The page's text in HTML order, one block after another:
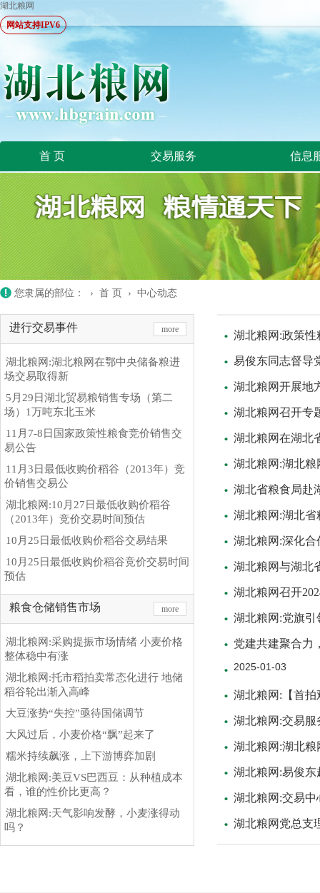
湖北粮网
网站支持IPV6
首 页 交易服务 信息
您隶属的部位： › 首 页 › 中心动态
进行交易事件 more
湖北粮网:湖北粮网在鄂中央储备粮进
场交易取得新
5月29日湖北贸易粮销售专场（第二
场）1万吨东北玉米
11月7-8日国家政策性粮食竞价销售交
易公告
11月3日最低收购价稻谷（2013年）竞
价销售交易公
湖北粮网:10月27日最低收购价稻谷
（2013年）竞价交易时间预估
10月25日最低收购价稻谷交易结果
10月25日最低收购价稻谷竞价交易时间
预估
粮食仓储销售市场 more
湖北粮网:采购提振市场情绪 小麦价格
整体稳中有涨
湖北粮网:托市稻拍卖常态化进行 地储
稻谷轮出渐入高峰
大豆涨势“失控”亟待国储调节
大风过后，小麦价格“飘”起来了
糯米持续飙涨，上下游博弈加剧
湖北粮网:美豆VS巴西豆：从种植成本
看，谁的性价比更高？
湖北粮网:天气影响发酵，小麦涨得动
吗？
湖北粮网:政策
易俊东同志督导
湖北粮网开展地
湖北粮网召开专
湖北粮网在湖北
湖北粮网:湖北粮
湖北省粮食局赴
湖北粮网:湖北
湖北粮网:深化
湖北粮网与湖北
湖北粮网召开
湖北粮网:党旗
党建共建聚合力
2025-01-03
湖北粮网:【首
湖北粮网:交易
湖北粮网:湖北粮
湖北粮网:易俊
湖北粮网:交易
湖北粮网党总支